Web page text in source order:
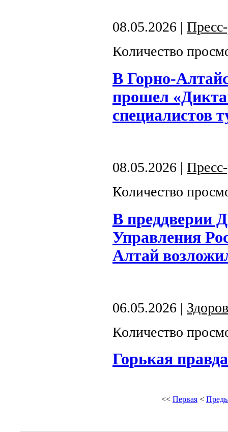
08.05.2026 |
Количество
В Горно-
прошел
специалистов
08.05.2026 |
Количество
В преддверии
Управления
Алтай
06.05.2026 |
Количество
Горькая
<< Первая <